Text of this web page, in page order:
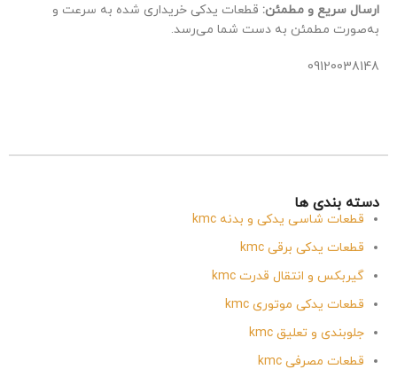
ارسال سریع و مطمئن: قطعات یدکی خریداری شده به سرعت و
به‌صورت مطمئن به دست شما می‌رسد.
09120038148
دسته بندی ها
قطعات شاسی یدکی و بدنه kmc
قطعات یدکی برقی kmc
گیربکس و انتقال قدرت kmc
قطعات یدکی موتوری kmc
جلوبندی و تعلیق kmc
قطعات مصرفی kmc